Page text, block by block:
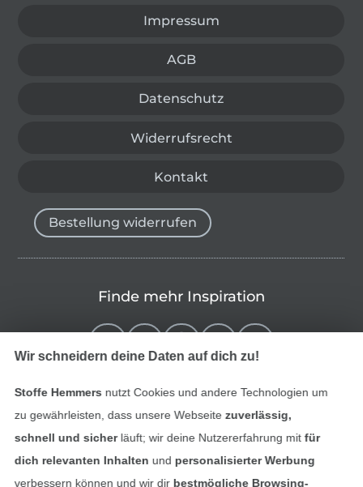
Impressum
AGB
Datenschutz
Widerrufsrecht
Kontakt
Bestellung widerrufen
Finde mehr Inspiration
Wir schneidern deine Daten auf dich zu!
Stoffe Hemmers nutzt Cookies und andere Technologien um
zu gewährleisten, dass unsere Webseite zuverlässig,
schnell und sicherläuft; wir deine Nutzererfahrung mitfür
dich relevanten Inhalten und personalisierter Werbung
verbessern können und wir dir bestmögliche Browsing-